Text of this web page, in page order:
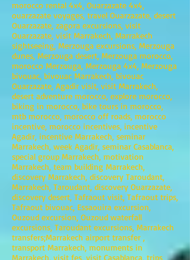
morocco rental 4x4, Ouarzazate 4x4,
ouarzazate voyages, travel Ouarzazate, desert
Ouarzazate, zagora excursions, visit
Ouarzazate, visit Marrakech, Marrakech
sightseeing, Merzouga excursions, Merzouga
dunes, Merzouga desert, Merzouga morocco,
morocco Merzouga, Merzouga 4x4, Merzouga
bivouac, bivouac Marrakech, bivouac
Ouarzazate, Agadir visit, visit Marrakech,
desert adventure morocco, explore morocco,
biking in morocco, bike tours in morocco,
mtb morocco, morocco off roads, morocco
incentive, morocco incentives, incentive
Agadir, incentive Marrakech, seminar
Marrakech, week Agadir, seminar Casablanca,
special group Marrakech, motivation
Marrakech, team building Marrakech,
discovery Marrakech, discovery Taroudant,
Marrakech, Taroudant, discovery Ouarzazate,
discovery desert, Tafraout visit, Tafraout trips,
Tafraout bivouac, Essaouira excursion,
Ouzoud excursion, Ouzoud waterfall
excursions, Taroudant excursions, Marrakech
transfers;Marrakech airport transfer ,
transport Marrakech, monuments in
Marrakech, visit fes, visit Casablanca, trips